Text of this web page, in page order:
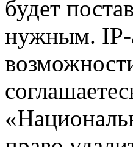
будет
нужным. IP-